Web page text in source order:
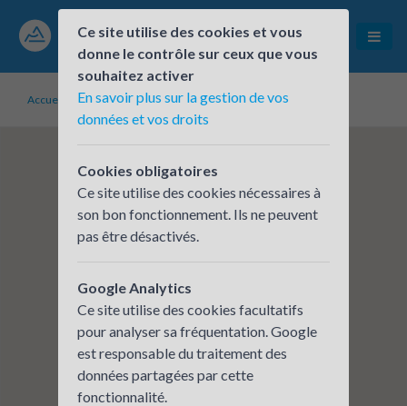
Accueil Établissements inscrits MCC FRANCE EST
Ce site utilise des cookies et vous
donne le contrôle sur ceux que vous
souhaitez activer
En savoir plus sur la gestion de vos
données et vos droits
Cookies obligatoires
Ce site utilise des cookies nécessaires à
son bon fonctionnement. Ils ne peuvent
pas être désactivés.
Google Analytics
Ce site utilise des cookies facultatifs
pour analyser sa fréquentation. Google
est responsable du traitement des
données partagées par cette
fonctionnalité.